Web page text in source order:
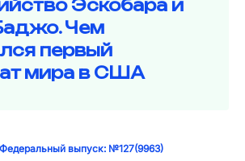
Эскобара и
Чем
первый
мира в США
выпуск: №127(9963)